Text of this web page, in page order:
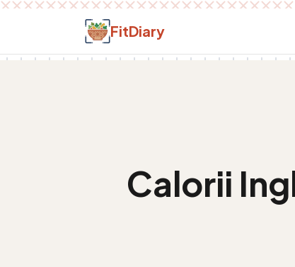
Salt la conținut
FitDiary
Calorii